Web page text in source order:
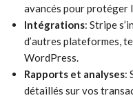
avancés pour protéger
Intégrations: Stripe
d’autres plateformes,
WordPress.
Rapports et analyses:
détaillés sur vos